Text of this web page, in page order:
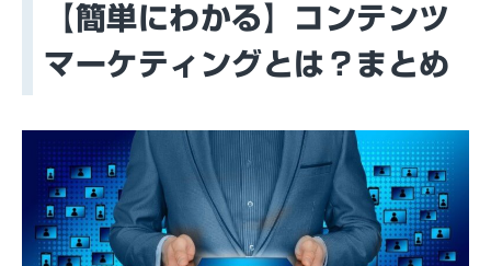
【簡単にわかる】コンテンツ
マーケティングとは？まとめ